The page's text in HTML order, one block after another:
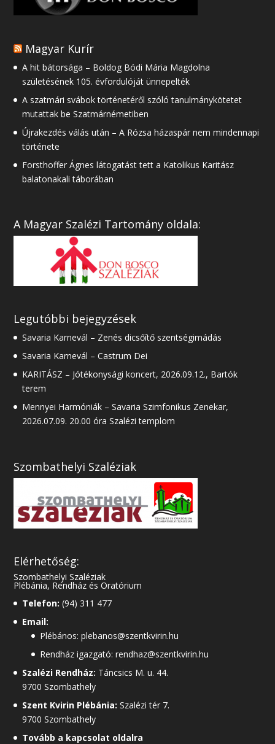
Magyar Kurír
A hit bátorsága – Boldog Bódi Mária Magdolna
születésének 105. évfordulóját ünnepelték
A szatmári svábok történetéről szóló tanulmánykötetet
mutattak be Szatmárnémetiben
Újrakezdés válás után – A Rózsa házaspár nem mindennapi
története
Forsthoffer Ágnes látogatást tett a Katolikus Karitász
balatonakali táborában
A Magyar Szalézi Tartomány oldala:
Legutóbbi bejegyzések
Savaria Karnevál – Zenés dicsőítő szentségimádás
Savaria Karnevál – Castrum Dei
KARITÁSZ – Jótékonysági koncert, 2026.09.12., Bartók
terem
Mennyei Harmóniák – Savaria Szimfonikus Zenekar,
2026.07.09. 20.00 óra Szalézi templom
Szombathelyi Szaléziak
Elérhetőség:
Szombathelyi Szaléziak
Plébánia, Rendház és Oratórium
Telefon:(94) 311 477
Email:
Plébános: plebanos@szentkvirin.hu
Rendház igazgató: rendhaz@szentkvirin.hu
Szalézi Rendház: Táncsics M. u. 44.
9700 Szombathely
Szent Kvirin Plébánia: Szalézi tér 7.
9700 Szombathely
Tovább a kapcsolat oldalra